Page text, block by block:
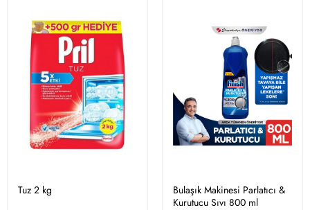
Tuz 2 kg
Bulaşık Makinesi Parlatıcı &
Kurutucu Sıvı 800 ml